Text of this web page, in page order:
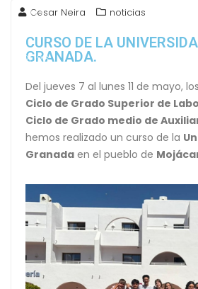
19
2026
Cesar Neira noticias
CURSO DE LA
GRANADA.
Del jueves 7 al lunes 11 de mayo,
Ciclo de Grado Superior de
Ciclo de Grado medio de
hemos realizado un curso de la
Granada en el pueblo de